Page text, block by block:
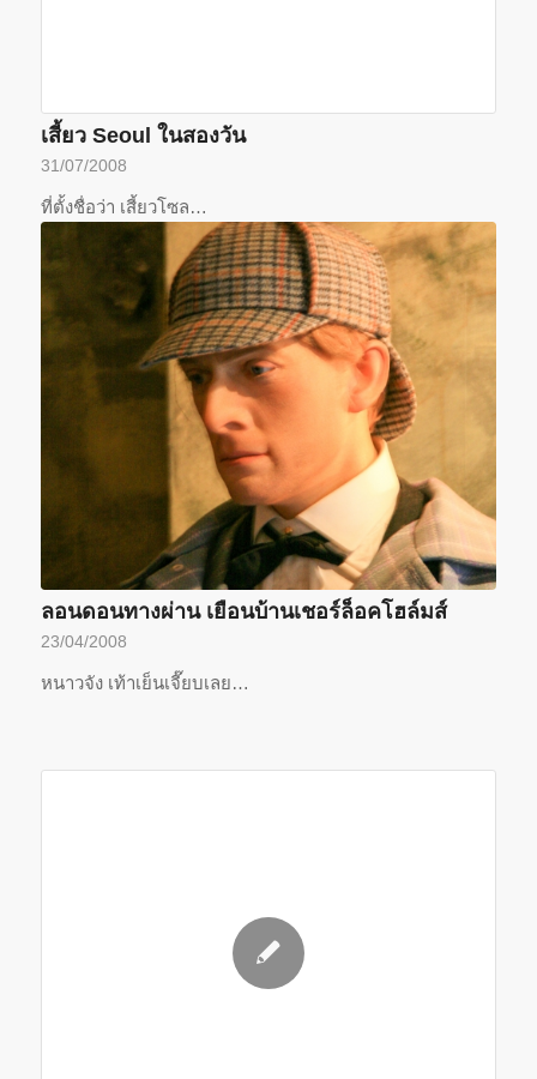
เสี้ยว Seoul ในสองวัน
31/07/2008
ที่ตั้งชื่อว่า เสี้ยวโซล…
ลอนดอนทางผ่าน เยือนบ้านเชอร์ล็อคโฮล์มส์
23/04/2008
หนาวจัง เท้าเย็นเจี๊ยบเลย…